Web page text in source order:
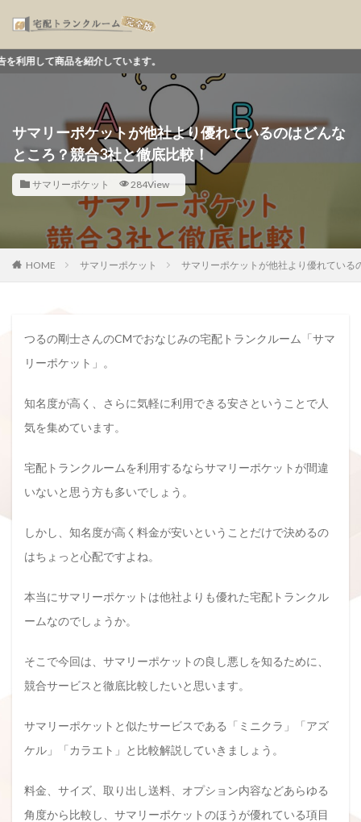
紹介しています。
サマリーポケットが他社より優れているのはどんな
ところ？競合3社と徹底比較！
サマリーポケット 284View
HOME サマリーポケット サマリーポケットが他社より優れてい
つるの剛士さんのCMでおなじみの宅配トランクルーム「サマ
リーポケット」。
知名度が高く、さらに気軽に利用できる安さということで人
気を集めています。
宅配トランクルームを利用するならサマリーポケットが間違
いないと思う方も多いでしょう。
しかし、知名度が高く料金が安いということだけで決めるの
はちょっと心配ですよね。
本当にサマリーポケットは他社よりも優れた宅配トランクル
ームなのでしょうか。
そこで今回は、サマリーポケットの良し悪しを知るために、
競合サービスと徹底比較したいと思います。
サマリーポケットと似たサービスである「ミニクラ」「アズ
ケル」「カラエト」と比較解説していきましょう。
料金、サイズ、取り出し送料、オプション内容などあらゆる
角度から比較し、サマリーポケットのほうが優れている項目